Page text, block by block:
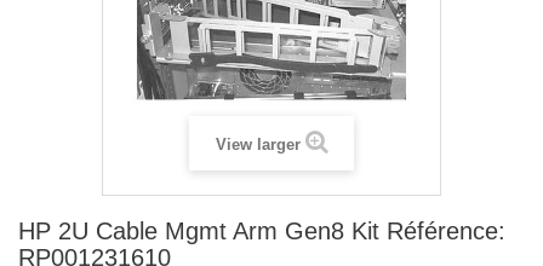
View larger
HP 2U Cable Mgmt Arm Gen8 Kit Référence:
RP001231610